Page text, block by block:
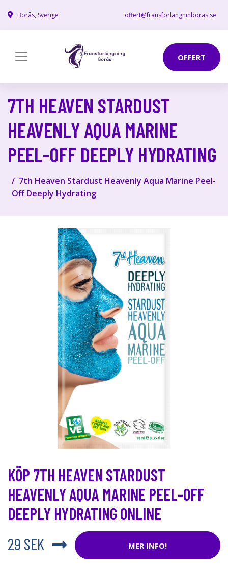
Borås, Sverige offert@fransforlangninboras.se
OFFERT
7TH HEAVEN STARDUST
HEAVENLY AQUA MARINE
PEEL-OFF DEEPLY HYDRATING
7th Heaven Stardust Heavenly Aqua Marine Peel-
Off Deeply Hydrating
KÖP 7TH HEAVEN STARDUST
HEAVENLY AQUA MARINE PEEL-OFF
DEEPLY HYDRATING ONLINE
29 SEK
MER INFO!